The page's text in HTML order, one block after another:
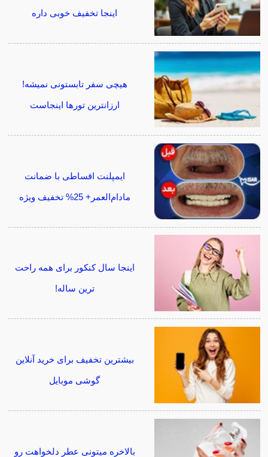
اینجا تخفیف خوبی داره
هیچی سفر تابستونی نمیشه!
ارزانترین تورها اینجاست
ایمپلنت اقساطی با ضمانت
مادام‌العمر+ 25% تخفیف ویژه
اینجا سال کنکور برای همه راحت
ترین ساله!
بیشترین تخفیف برای خرید آنلاین
گوشی موبایل
بالاخره میتونی عطر دلخواهت رو